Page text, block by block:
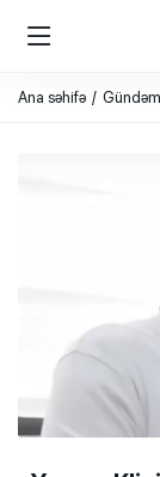
Ana səhifə Gündəm